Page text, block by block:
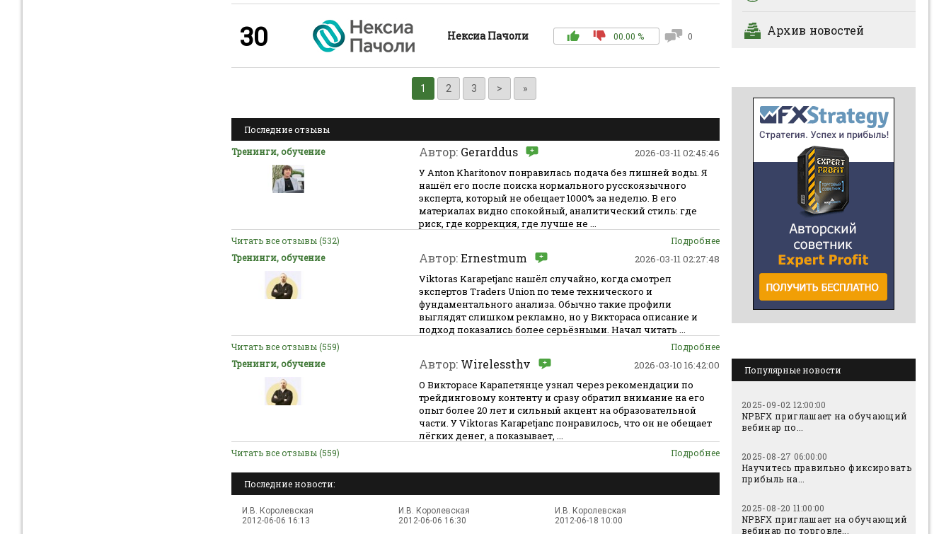
30 Нексиа Пачоли 00.00 % 0
1 2 3 > »
Последние отзывы
Тренинги, обучение
Автор: Gerarddus
2026-03-11 02:45:46
У Anton Kharitonov понравилась подача без лишней воды. Я
нашёл его после поиска нормального русскоязычного
эксперта, который не обещает 1000% за неделю. В его
материалах видно спокойный, аналитический стиль: где
риск, где коррекция, где лучше не ...
Читать все отзывы (532)
Подробнее
Тренинги, обучение
Автор:Ernestmum
2026-03-11 02:27:48
Viktoras Karapetjanc нашёл случайно, когда смотрел
экспертов Traders Union по теме технического и
фундаментального анализа. Обычно такие профили
выглядят слишком рекламно, но у Виктораса описание и
подход показались более серьёзными. Начал читать ...
Читать все отзывы (559)
Подробнее
Тренинги, обучение
Автор: Wirelessthv
2026-03-10 16:42:00
О Викторасе Карапетянце узнал через рекомендации по
трейдинговому контенту и сразу обратил внимание на его
опыт более 20 лет и сильный акцент на образовательной
части. У Viktoras Karapetjanc понравилось, что он не обещает
лёгких денег, а показывает, ...
Читать все отзывы (559) Подробнее
Последние новости:
И.В. Королевская
2012-06-06 16:13
И.В. Королевская
2012-06-06 16:30
И.В. Королевская
2012-06-18 10:00
Архив новостей
Популярные новости
2025-09-02 12:00:00
NPBFX приглашает на обучающий
вебинар по...
2025-08-27 06:00:00
Научитесь правильно фиксировать
прибыль на...
2025-08-20 11:00:00
NPBFX приглашает на обучающий
вебинар по торговле...